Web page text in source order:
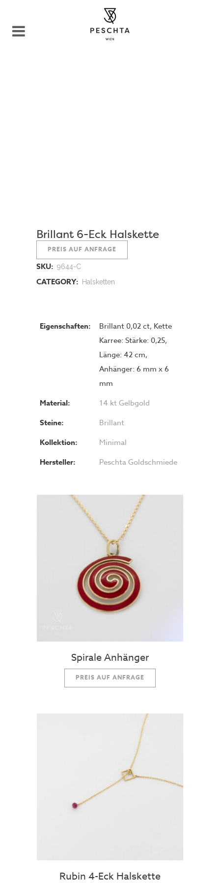
Brillant 6-Eck Halskette
PREIS AUF ANFRAGE
SKU: 9644-C
CATEGORY: Halsketten
Eigenschaften:
Brillant 0,02 ct, Kette
Karree: Stärke: 0,25,
Länge: 42 cm,
Anhänger: 6 mm x 6
mm
Material: 14 kt Gelbgold
Steine: Brillant
Kollektion: Minimal
Hersteller: Peschta Goldschmiede
Spirale Anhänger
PREIS AUF ANFRAGE
Rubin 4-Eck Halskette